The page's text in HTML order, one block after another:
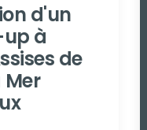
d'un
à
de
Mer